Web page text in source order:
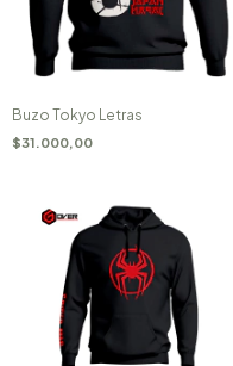
Buzo Tokyo Letras
$31.000,00